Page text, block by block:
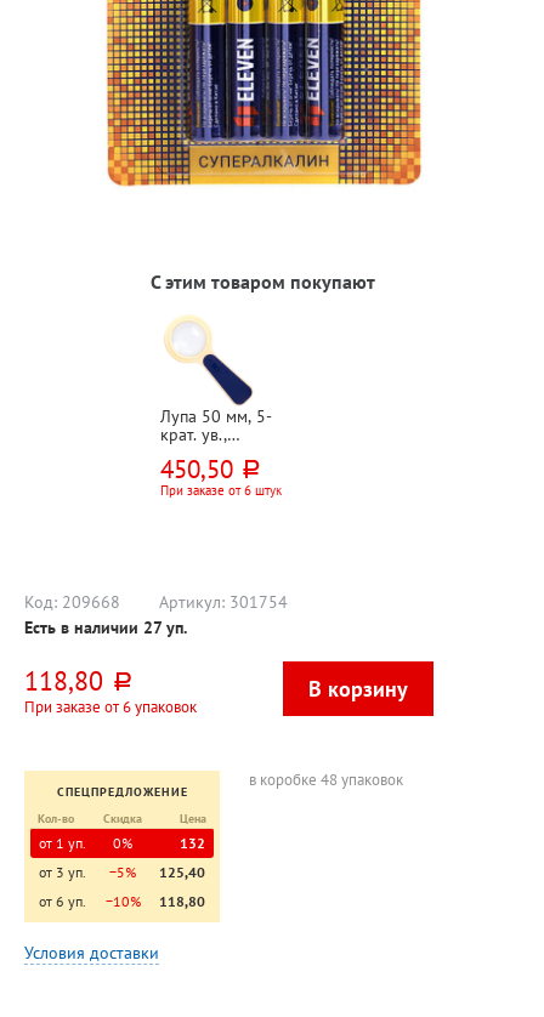
С этим товаром покупают
Лупа 50 мм, 5-
крат. ув.,
подсветкой,
пластик,
450,50 руб.
При заказе от 6 штук
Код: 209668 Артикул: 301754
Есть в наличии 27уп.
118,80 руб.
При заказе от 6 упаковок
СПЕЦПРЕДЛОЖЕНИЕ
Кол-во
Скидка Цена
от 1 уп. 0%
132
от 3 уп.
−5%
125,40
от 6 уп.
−10% 118,80
в коробке 48 упаковок
Условия доставки